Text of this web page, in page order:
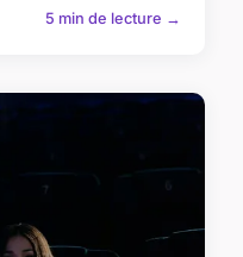
5 min de lecture →